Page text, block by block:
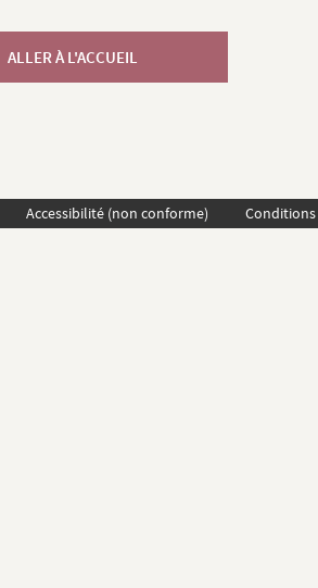
ALLER À L'ACCUEIL
Accessibilité (non conforme)